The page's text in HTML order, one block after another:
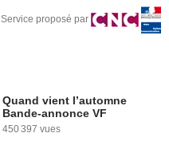
Service proposé par
Quand vient l’automne
Bande-annonce VF
450 397 vues